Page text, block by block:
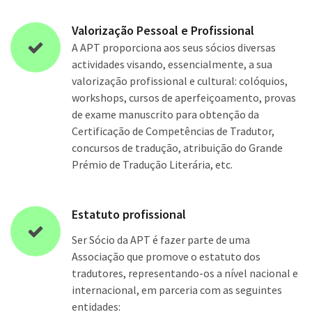
Valorização Pessoal e Profissional
A APT proporciona aos seus sócios diversas
actividades visando, essencialmente, a sua
valorização profissional e cultural: colóquios,
workshops, cursos de aperfeiçoamento, provas
de exame manuscrito para obtenção da
Certificação de Competências de Tradutor,
concursos de tradução, atribuição do Grande
Prémio de Tradução Literária, etc.
Estatuto profissional
Ser Sócio da APT é fazer parte de uma
Associação que promove o estatuto dos
tradutores, representando-os a nível nacional e
internacional, em parceria com as seguintes
entidades: